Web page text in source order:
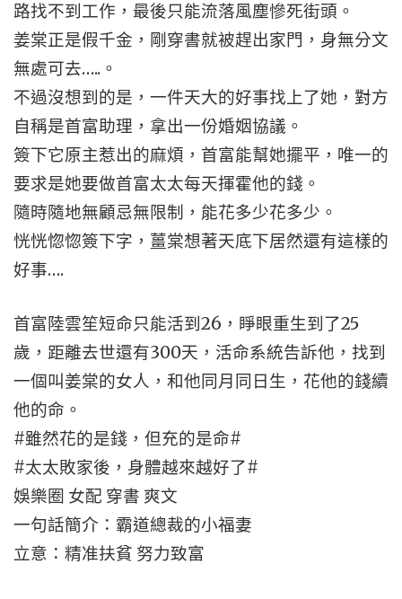
路找不到工作，最後只能流落風塵慘死街頭。
姜棠正是假千金，剛穿書就被趕出家門，身無分文
無處可去…..。
不過沒想到的是，一件天大的好事找上了她，對方
自稱是首富助理，拿出一份婚姻協議。
簽下它原主惹出的麻煩，首富能幫她擺平，唯一的
要求是她要做首富太太每天揮霍他的錢。
隨時隨地無顧忌無限制，能花多少花多少。
恍恍惚惚簽下字，薑棠想著天底下居然還有這樣的
好事….
首富陸雲笙短命只能活到26，睜眼重生到了25
歲，距離去世還有300天，活命系統告訴他，找到
一個叫姜棠的女人，和他同月同日生，花他的錢續
他的命。
#雖然花的是錢，但充的是命#
#太太敗家後，身體越來越好了#
娛樂圈 女配 穿書 爽文
一句話簡介：霸道總裁的小福妻
立意：精准扶貧 努力致富